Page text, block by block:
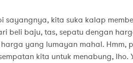
sayangnya, kita suka kalap
beli baju, tas, sepatu dengan
yang lumayan mahal. Hmm,
kita untuk menabung, lho.